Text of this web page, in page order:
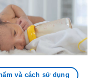
và cách sử dụng